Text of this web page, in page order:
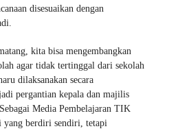
disesuaikan dengan
kita bisa mengembangkan
agar tidak tertinggal dari sekolah
dilaksanakan secara
pergantian kepala dan majilis
Media Pembelajaran TIK
yang berdiri sendiri, tetapi